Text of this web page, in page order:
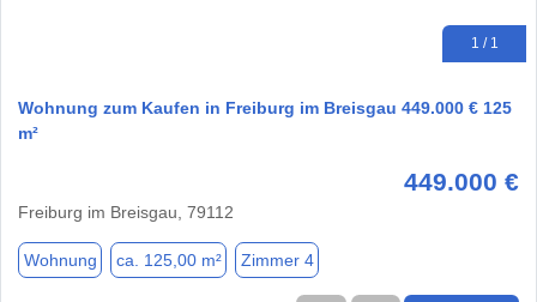
1 / 1
Wohnung zum Kaufen in Freiburg im Breisgau 449.000 € 125
m²
449.000 €
Freiburg im Breisgau, 79112
Wohnung ca. 125,00 m² Zimmer 4